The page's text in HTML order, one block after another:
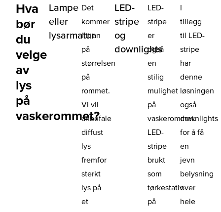
Hva
bør
du
velge
av
lys
på
vaskerommet?
Lampe
eller
lysarmatur
Det
kommer
litt an
på
størrelsen
på
rommet.
Vi vil
anbefale
diffust
lys
fremfor
sterkt
lys på
et
LED-
stripe
og
downlights
LED-
stripe
er
også
en
stilig
mulighet
på
vaskerommet.
LED-
stripe
brukt
som
tørkestativ
på
I
tillegg
til LED-
stripe
har
denne
løsningen
også
downlights
for å få
en
jevn
belysning
over
hele